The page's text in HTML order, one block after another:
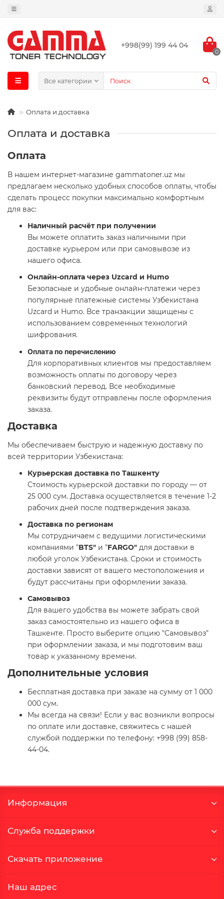
+998(99) 199 44 04
0
Все категории
Оплата и доставка
Оплата и доставка
Оплата
В нашем интернет-магазине gammatoner.uz мы
предлагаем несколько удобных способов оплаты, чтобы
сделать процесс покупки максимально комфортным
для вас:
Наличный расчёт при получении
Вы можете оплатить заказ наличными при
доставке курьером или при самовывозе из
нашего офиса.
Онлайн-оплата через Uzcard и Humo
Безопасные и удобные онлайн-платежи через
популярные платежные системы Узбекистана
Uzcard и Humo. Все транзакции защищены с
использованием современных технологий
шифрования.
Оплата по перечислению
Для корпоративных клиентов мы предоставляем
возможность оплаты по договору через
банковский перевод. Все необходимые
реквизиты будут отправлены после оформления
заказа.
Доставка
Мы обеспечиваем быструю и надежную доставку по
всей территории Узбекистана:
Курьерская доставка по Ташкенту
Стоимость курьерской доставки по городу — от
25 000 сум. Доставка осуществляется в течение 1-2
рабочих дней после подтверждения заказа.
Доставка по регионам
Мы сотрудничаем с ведущими логистическими
компаниями "BTS" и "FARGO" для доставки в
любой уголок Узбекистана. Сроки и стоимость
доставки зависят от вашего местоположения и
будут рассчитаны при оформлении заказа.
Самовывоз
Для вашего удобства вы можете забрать свой
заказ самостоятельно из нашего офиса в
Ташкенте. Просто выберите опцию "Самовывоз"
при оформлении заказа, и мы подготовим ваш
товар к указанному времени.
Дополнительные условия
Бесплатная доставка при заказе на сумму от 1 000
000 сум.
Мы всегда на связи! Если у вас возникли вопросы
по оплате или доставке, свяжитесь с нашей
службой поддержки по телефону: +998 (99) 858-
44-04.
Информация
Служба поддержки
Скачать приложение
Наш адрес